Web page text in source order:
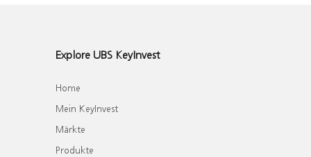
Explore UBS KeyInvest
Home
Mein KeyInvest
Märkte
Produkte